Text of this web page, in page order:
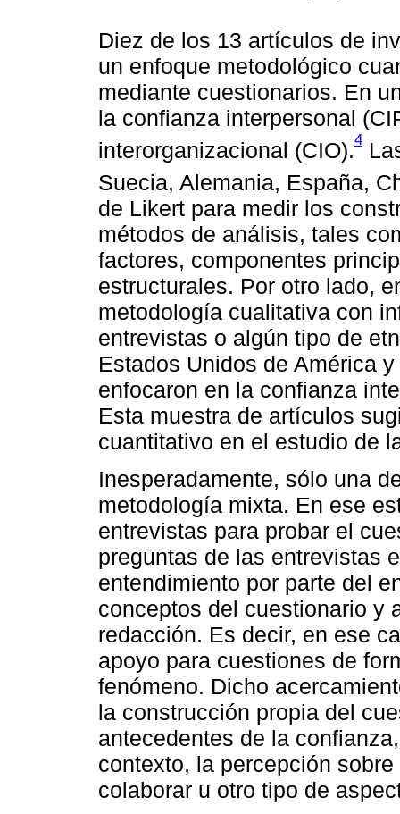
Diez de los 13 artículos de
un enfoque metodológico
mediante cuestionarios. En
la confianza interpersonal
interorganizacional (CIO).4
Suecia, Alemania, España,
de Likert para medir los
métodos de análisis, tales
factores, componentes
estructurales. Por otro lado,
metodología cualitativa con
entrevistas o algún tipo de
Estados Unidos de América
enfocaron en la confianza
Esta muestra de artículos
cuantitativo en el estudio de
Inesperadamente, sólo una
metodología mixta. En ese
entrevistas para probar el
preguntas de las entrevistas
entendimiento por parte del
conceptos del cuestionario y
redacción. Es decir, en ese
apoyo para cuestiones de
fenómeno. Dicho
la construcción propia del
antecedentes de la
contexto, la percepción
colaborar u otro tipo de